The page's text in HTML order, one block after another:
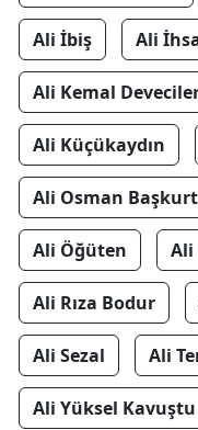
Ali İbiş Ali
Ali Kemal
Ali Küçükaydın
Ali Osman Başkurt
Ali Öğüten Ali
Ali Rıza Bodur
Ali Sezal Ali
Ali Yüksel Kavuştu